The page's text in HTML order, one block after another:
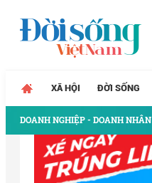
XÃ HỘI ĐỜI SỐNG
DOANH NGHIỆP - DOANH NHÂN